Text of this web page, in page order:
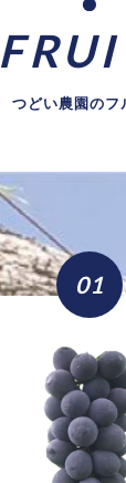
つどい農園のフ
01